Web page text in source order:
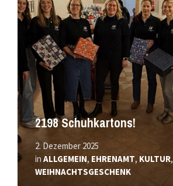
2198 Schuhkartons!
2. Dezember 2025
in ALLGEMEIN, EHRENAMT, KULTUR,
WEIHNACHTSGESCHENK